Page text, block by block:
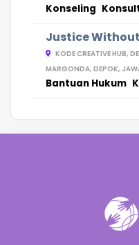
Konseling
Justice
KODE CREATIVE HUB,
MARGONDA, DEPOK,
Bantuan Hukum